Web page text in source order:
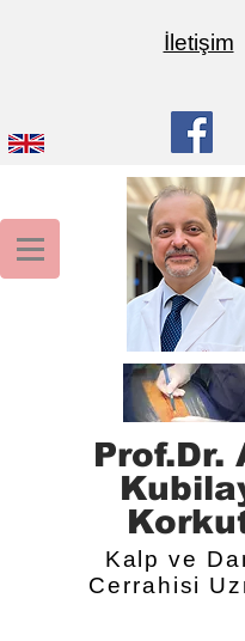
İletişim
Prof.Dr.
Kalp ve
Cerrahisi